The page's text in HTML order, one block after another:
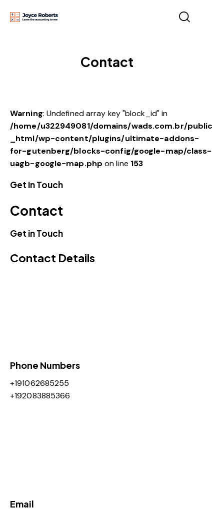
Contact
Warning: Undefined array key "block_id" in
/home/u322949081/domains/wads.com.br/public
_html/wp-content/plugins/ultimate-addons-
for-gutenberg/blocks-config/google-map/class-
uagb-google-map.php on line 153
Get in Touch
Contact
Get in Touch
Contact Details
Phone Numbers​
+191062685255
+192083885366
Email